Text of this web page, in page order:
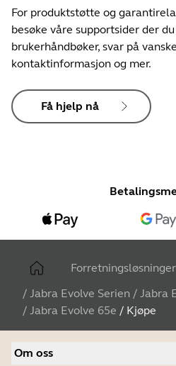
For produktstøtte og
besøke våre supportsider der
brukerhåndbøker, svar på
kontaktinformasjon og mer.
Få hjelp nå
Forretningsløsninger
/ Jabra Evolve Serien / Jabra
/ Jabra Evolve 65e / Kjøpe
Om oss